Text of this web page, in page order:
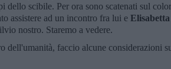
dello scibile. Per ora sono scatenati sul
assistere ad un incontro fra lui e
nostro. Staremo a vedere.
dell'umanità, faccio alcune considerazioni